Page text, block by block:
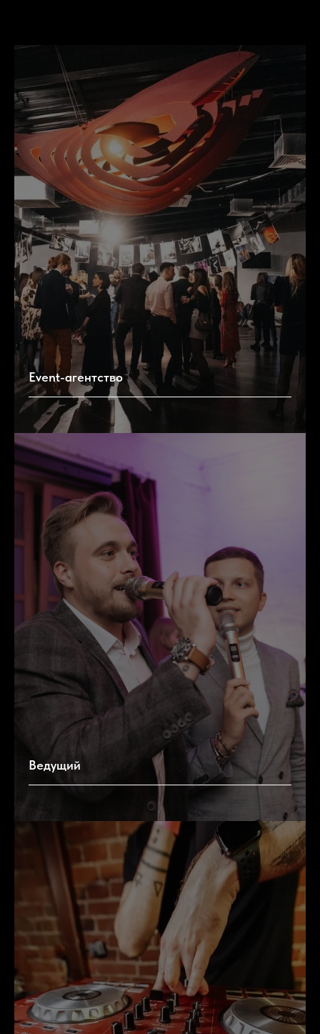
Event-агентство
Ведущий